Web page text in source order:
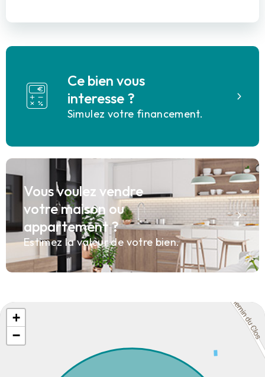
Ce bien vous
interesse ?
Simulez votre financement.
Vous voulez vendre
votre maison ou
appartement ?
Estimez la valeur de votre bien.
+
−